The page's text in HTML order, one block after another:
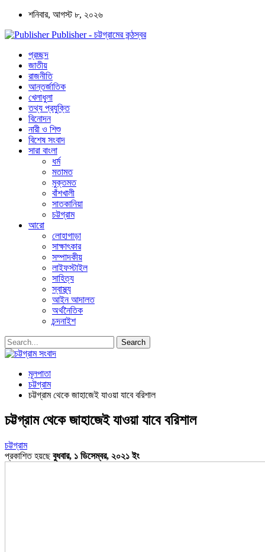
শনিবার, আগস্ট ৮, ২০২৬
Publisher - চট্টগ্রামের কন্ঠস্বর
প্রচ্ছদ
জাতীয়
রাজনীতি
আন্তর্জাতিক
খেলাধুলা
তথ্য প্রযুক্তি
বিনোদন
নারী ও শিশু
বিশেষ সংবাদ
সারা বাংলা
ধর্ম
মতামত
মুক্তমত
বাঁশখালী
সাতকানিয়া
চট্টগ্রাম
আরো
লোহাগাড়া
সাক্ষাৎকার
সম্পাদকীয়
লাইফস্টাইল
সাহিত্য
স্বাস্থ্য
আইন আদালত
অর্থনৈতিক
চন্দনাইশ
মূলপাতা
চট্টগ্রাম
চট্টগ্রাম থেকে জাহাজেই যাওয়া যাবে বরিশাল
চট্টগ্রাম থেকে জাহাজেই যাওয়া যাবে বরিশাল
চট্টগ্রাম
প্রকাশিত হয়ছেবুধবার, ১ ডিসেম্বর, ২০২১ ইং